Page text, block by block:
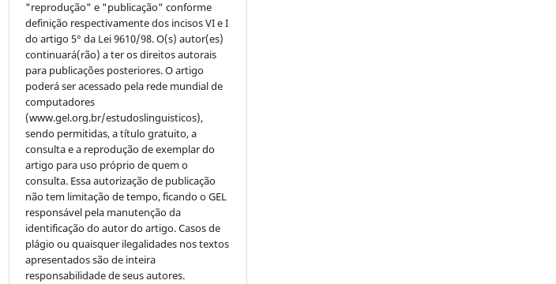
"reprodução" e "publicação" conforme
definição respectivamente dos incisos VI e I
do artigo 5° da Lei 9610/98. O(s) autor(es)
continuará(rão) a ter os direitos autorais
para publicações posteriores. O artigo
poderá ser acessado pela rede mundial de
computadores
(www.gel.org.br/estudoslinguisticos),
sendo permitidas, a título gratuito, a
consulta e a reprodução de exemplar do
artigo para uso próprio de quem o
consulta. Essa autorização de publicação
não tem limitação de tempo, ficando o GEL
responsável pela manutenção da
identificação do autor do artigo. Casos de
plágio ou quaisquer ilegalidades nos textos
apresentados são de inteira
responsabilidade de seus autores.